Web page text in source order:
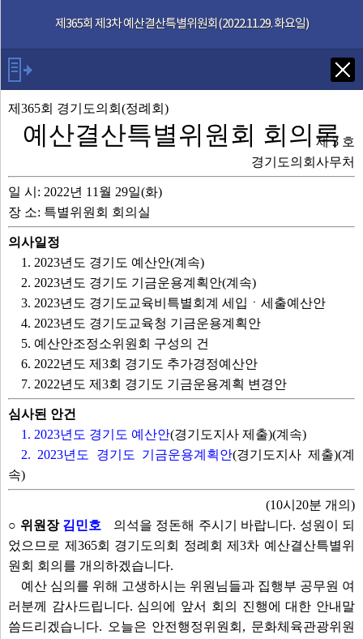
제365회 제3차 예산결산특별위원회(2022.11.29. 화요일)
Tab키로 다음 검색
안건
부록
제365회 회의록
영상회의록
제365회 경기도의회(정례회)
예산결산특별위원회 회의록
제 3 호
경기도의회사무처
일 시: 2022년 11월 29일(화)
장 소: 특별위원회 회의실
의사일정
1. 2023년도 경기도 예산안(계속)
2. 2023년도 경기도 기금운용계획안(계속)
3. 2023년도 경기도교육비특별회계 세입ㆍ세출예산안
4. 2023년도 경기도교육청 기금운용계획안
5. 예산안조정소위원회 구성의 건
6. 2022년도 제3회 경기도 추가경정예산안
7. 2022년도 제3회 경기도 기금운용계획 변경안
심사된 안건
1. 2023년도 경기도 예산안(경기도지사 제출)(계속)
2. 2023년도 경기도 기금운용계획안(경기도지사 제출)(계
속)
(10시20분 개의)
○ 위원장 김민호
의석을 정돈해 주시기 바랍니다. 성원이 되
었으므로 제365회 경기도의회 정례회 제3차 예산결산특별위
원회 회의를 개의하겠습니다.
예산 심의를 위해 고생하시는 위원님들과 집행부 공무원 여
러분께 감사드립니다. 심의에 앞서 회의 진행에 대한 안내말
씀드리겠습니다. 오늘은 안전행정위원회, 문화체육관광위원